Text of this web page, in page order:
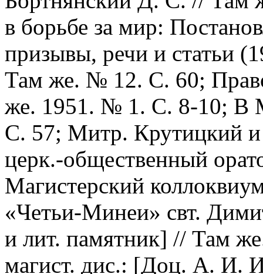
в борьбе за мир:
призывы, речи и статьи
Там же. № 12. С. 60;
же. 1951. № 1. С. 8-10;
С. 57; Митр. Крутицкий и
церк.-общественный
Магистерский
«Четьи-Минеи» свт.
и лит. памятник] // Там
магист. дис.: [Доц. А. И.